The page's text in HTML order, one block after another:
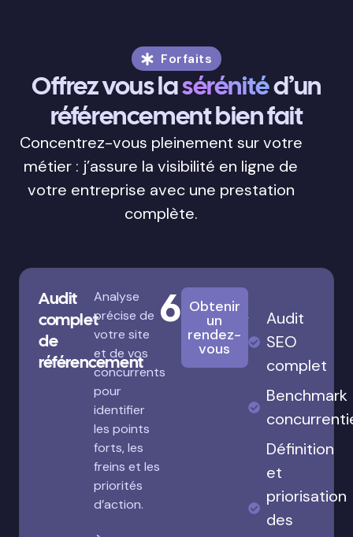
Forfaits
Offrez vous lasérénitéd’un
référencement bien fait
Concentrez-vous pleinement sur votre
métier : j’assure la visibilité en ligne de
votre entreprise avec une prestation
complète.
Audit
complet
de
référencement
Analyse
précise de
votre site
et de vos
concurrents
pour
identifier
les points
forts, les
freins et les
priorités
d’action.
680€
Obtenir
un
rendez-
vous
Audit
SEO
complet
Benchmark
Définition
et
priorisation
des